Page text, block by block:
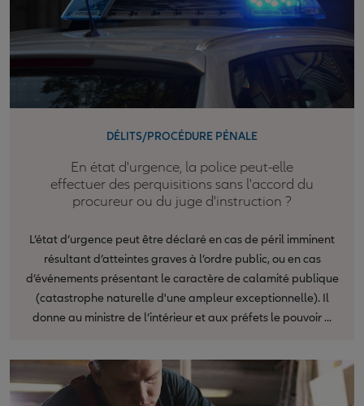
DÉLITS/PROCÉDURE PÉNALE
En état d'urgence, la police peut-elle
effectuer des perquisitions sans l'accord du
procureur ou du juge d'instruction ?
L’état d’urgence peut être déclaré en cas de péril imminent
résultant d’atteintes graves à l’ordre public, ou en cas
d’événements présentant le caractère de calamité publique
(catastrophe naturelle d'une ampleur exceptionnelle). Il
donne au ministre de l’intérieur et aux préfets le pouvoir ...